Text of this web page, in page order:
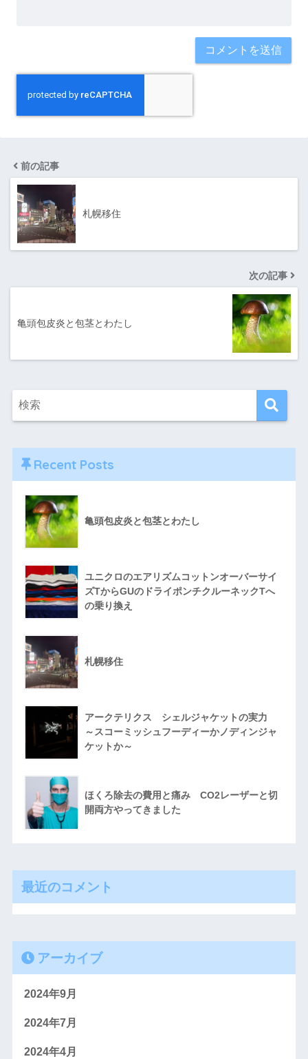
前の記事
札幌移住
次の記事
亀頭包皮炎と包茎とわたし
Recent Posts
亀頭包皮炎と包茎とわたし
ユニクロのエアリズムコットンオーバーサイ
ズTからGUのドライポンチクルーネックTへ
の乗り換え
札幌移住
アークテリクス シェルジャケットの実力
～スコーミッシュフーディーかノディンジャ
ケットか～
ほくろ除去の費用と痛み CO2レーザーと切
開両方やってきました
最近のコメント
アーカイブ
2024年9月
2024年7月
2024年4月